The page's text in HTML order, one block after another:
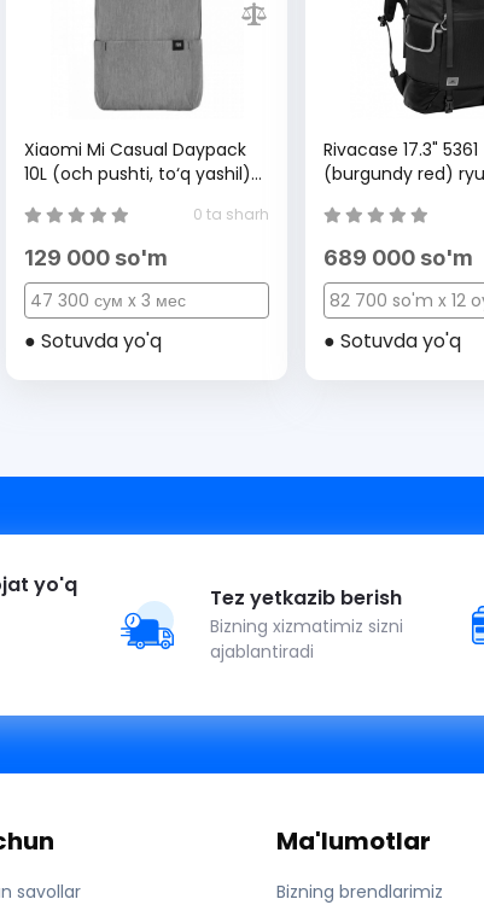
Xiaomi Mi Casual Daypack
10L (och pushti, to‘q yashil)
0 ta sharh
129 000 so'm
47 300 сум x 3 мес
● Sotuvda yo'q
Rivacase 17.3" 5361
(burgundy red)
689 000 so'm
82 700 so'm x 12
● Sotuvda yo'q
yo'q Tez yetkazib berish
Bizning xizmatimiz sizni
ajablantiradi
savollar
Ma'lumotlar
Bizning brendlarimiz